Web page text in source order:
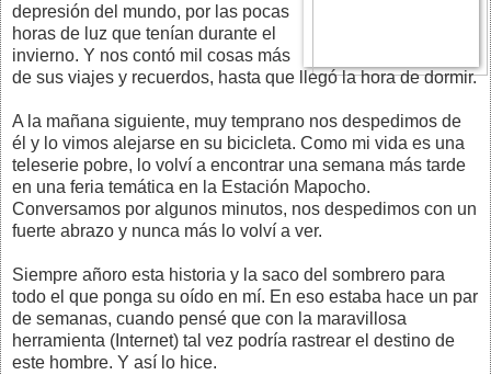
depresión del mundo, por las pocas
horas de luz que tenían durante el
invierno. Y nos contó mil cosas más
de sus viajes y recuerdos, hasta que llegó la hora de dormir.
A la mañana siguiente, muy temprano nos despedimos de
él y lo vimos alejarse en su bicicleta. Como mi vida es una
teleserie pobre, lo volví a encontrar una semana más tarde
en una feria temática en la Estación Mapocho.
Conversamos por algunos minutos, nos despedimos con un
fuerte abrazo y nunca más lo volví a ver.
Siempre añoro esta historia y la saco del sombrero para
todo el que ponga su oído en mí. En eso estaba hace un par
de semanas, cuando pensé que con la maravillosa
herramienta (Internet) tal vez podría rastrear el destino de
este hombre. Y así lo hice.